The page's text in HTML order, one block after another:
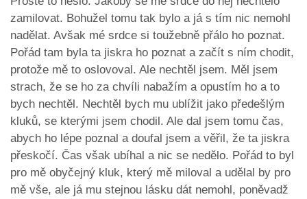
zamilovat. Bohužel tomu tak bylo a já s tím nic nemohl
nadělat. Avšak mé srdce si toužebně přálo ho poznat.
Pořád tam byla ta jiskra ho poznat a začít s ním chodit,
protože mě to oslovoval. Ale nechtěl jsem. Měl jsem
strach, že se ho za chvíli nabažím a opustím ho a to
bych nechtěl. Nechtěl bych mu ublížit jako předešlým
kluků, se kterými jsem chodil. Ale dal jsem tomu čas,
abych ho lépe poznal a doufal jsem a věřil, že ta jiskra
přeskočí. Čas však ubíhal a nic se nedělo. Pořád to byl
pro mě obyčejný kluk, který mě miloval a udělal by pro
mě vše, ale já mu stejnou lásku dát nemohl, poněvadž